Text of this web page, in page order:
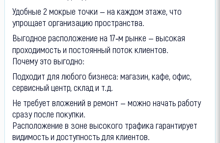
Удобные 2 мокрые точки — на каждом этаже, что
упрощает организацию пространства.
Выгодное расположение на 17‑м рынке — высокая
проходимость и постоянный поток клиентов.
Почему это выгодно:
Подходит для любого бизнеса: магазин, кафе, офис,
сервисный центр, склад и т. д.
Не требует вложений в ремонт — можно начать работу
сразу после покупки.
Расположение в зоне высокого трафика гарантирует
видимость и доступность для клиентов.